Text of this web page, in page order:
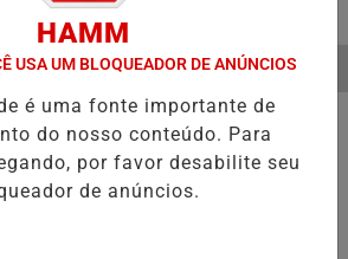
Notícia
PARA EQUILIBRAR CONTAS PÚBLICAS
MENU
HAMM
USA UM BLOQUEADOR DE ANÚNCIOS
é uma fonte importante de
do nosso conteúdo. Para
por favor desabilite seu
de anúncios.